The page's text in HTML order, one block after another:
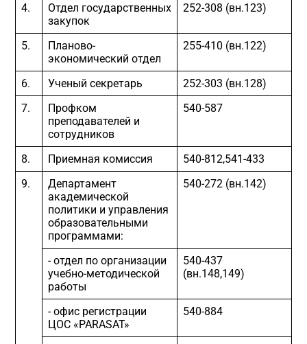
4.
Отдел государственных
закупок
252-308 (вн.123)
5.
Планово-
экономический отдел
255-410 (вн.122)
6. Ученый секретарь
252-303 (вн.128)
7.
Профком
преподавателей и
сотрудников
540-587
8. Приемная комиссия
540-812,541-433
9.
Департамент
академической
политики и управления
образовательными
программами:
540-272 (вн.142)
- отдел по организации
учебно-методической
работы
540-437
(вн.148,149)
- офис регистрации
ЦОС «PARASAT»
540-884